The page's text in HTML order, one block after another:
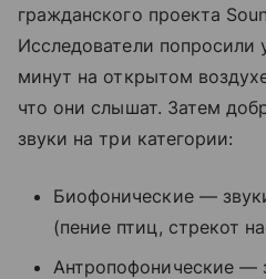
гражданского проекта
Исследователи попросили
минут на открытом
что они слышат. Затем
звуки на три категории:
Биофонические —
(пение птиц, стрекот
Антропофонические —